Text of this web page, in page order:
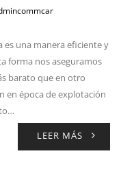
es una manera eficiente y
forma nos aseguramos
barato que en otro
en época de explotación
LEER MÁS